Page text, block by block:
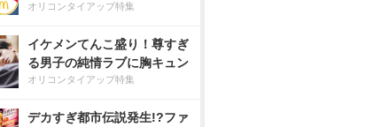
オリコンタイアップ特集
イケメンてんこ盛り！尊すぎ
る男子の純情ラブに胸キュン
オリコンタイアップ特集
デカすぎ都市伝説発生!?ファ